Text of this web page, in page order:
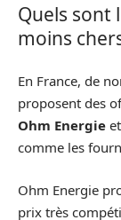
Quels sont
moins
En France, de
proposent des
Ohm Energie et
comme les
Ohm Energie
prix très